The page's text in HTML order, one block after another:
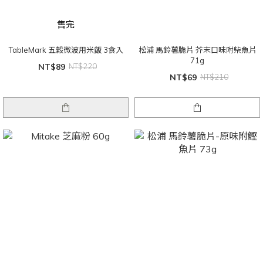
售完
TableMark 五穀微波用米飯 3食入
NT$89 NT$220
松浦 馬鈴薯脆片 芥末口味附柴魚片
71g
NT$69 NT$210